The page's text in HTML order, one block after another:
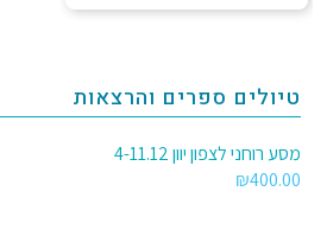
טיולים ספרים והרצאות
מסע רוחני לצפון יוון 4-11.12
₪400.00